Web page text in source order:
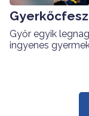
Győr egyik
ingyenes